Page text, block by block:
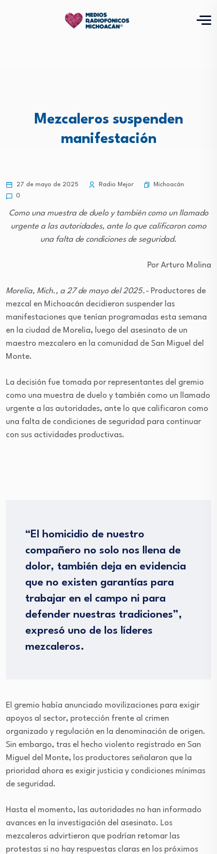
Mezcaleros suspenden
manifestación
27 de mayo de 2025 Radio Mejor
Michoacán
0
Como una muestra de duelo y también como un llamado
urgente a las autoridades, ante lo que calificaron como
una falta de condiciones de seguridad.
Por Arturo Molina
Morelia, Mich., a 27 de mayo del 2025.- Productores de
mezcal en Michoacán decidieron suspender las
manifestaciones que tenían programadas esta semana
en la ciudad de Morelia, luego del asesinato de un
maestro mezcalero en la comunidad de San Miguel del
Monte.
La decisión fue tomada por representantes del gremio
como una muestra de duelo y también como un llamado
urgente a las autoridades, ante lo que calificaron como
una falta de condiciones de seguridad para continuar
con sus actividades productivas.
“El homicidio de nuestro
compañero no solo nos llena de
dolor, también deja en evidencia
que no existen garantías para
trabajar en el campo ni para
defender nuestras tradiciones”,
expresó uno de los líderes
mezcaleros.
El gremio había anunciado movilizaciones para exigir
apoyos al sector, protección frente al crimen
organizado y regulación en la denominación de origen.
Sin embargo, tras el hecho violento registrado en San
Miguel del Monte, los productores señalaron que la
prioridad ahora es exigir justicia y condiciones mínimas
de seguridad.
Hasta el momento, las autoridades no han informado
avances en la investigación del asesinato. Los
mezcaleros advirtieron que podrían retomar las
protestas si no hay respuestas claras en los próximos